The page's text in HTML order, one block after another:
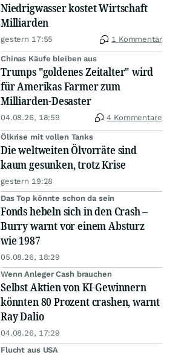
Niedrigwasser kostet Wirtschaft
Milliarden
gestern 17:55 1 Kommentar
Chinas Käufe bleiben aus
Trumps "goldenes Zeitalter" wird
für Amerikas Farmer zum
Milliarden-Desaster
04.08.26, 18:59 4 Kommentare
Ölkrise mit vollen Tanks
Die weltweiten Ölvorräte sind
kaum gesunken, trotz Krise
gestern 19:28
Das Top könnte schon da sein
Fonds hebeln sich in den Crash –
Burry warnt vor einem Absturz
wie 1987
05.08.26, 18:29
Wenn Anleger Cash brauchen
Selbst Aktien von KI-Gewinnern
könnten 80 Prozent crashen, warnt
Ray Dalio
04.08.26, 17:29
Flucht aus USA